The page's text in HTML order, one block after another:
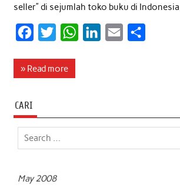
seller” di sejumlah toko buku di
c
o
o
i
e
W
A
d
» Read more
CARI
May 2008